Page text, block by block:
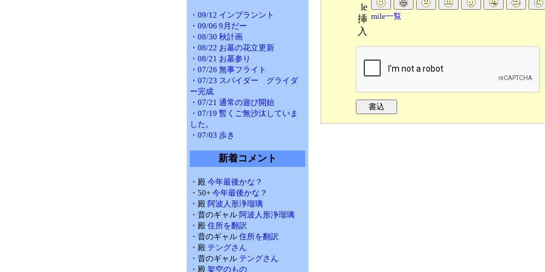
・09/12 インプランント
・09/06 9月だー
・08/30 秋計画
・08/22 お墓の花立更新
・08/21 お墓参り
・07/26 無事フライト
・07/23 スパイダー グライダ
ー完成
・07/21 通常の遊び開始
・07/19 暫くご無沙汰していま
した。
・07/03 歩き
新着コメント
・殿 今年最後かな？
・50+ 今年最後かな？
・殿 阿波人形浄瑠璃
・昔のギャル 阿波人形浄瑠璃
・殿 住所を翻訳
・昔のギャル 住所を翻訳
・殿 テングさん
・昔のギャル テングさん
・殿 架空のもの
le
挿
入
mile一覧